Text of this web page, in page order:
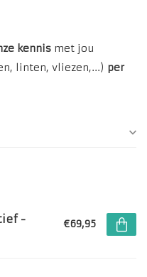
kennis met jou
linten, vliezen,...) per
- €69,95